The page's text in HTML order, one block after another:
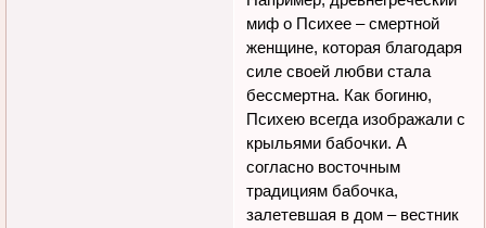
миф о Психее – смертной
женщине, которая благодаря
силе своей любви стала
бессмертна. Как богиню,
Психею всегда изображали с
крыльями бабочки. А
согласно восточным
традициям бабочка,
залетевшая в дом – вестник